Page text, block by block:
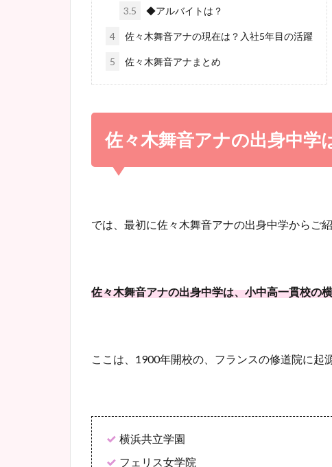
3.5 ◆アルバイトは？
4 佐々木舞音アナの現在は？入社5年目の活躍
5 佐々木舞音アナまとめ
佐々木舞音アナの出身中学
では、最初に佐々木舞音アナの出身中学からご
佐々木舞音アナの出身中学は、小中高一貫校の
ここは、1900年開校の、フランスの修道院に起
横浜共立学園
フェリス女学院